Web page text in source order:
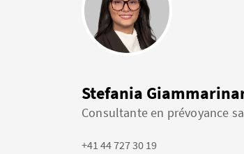
Stefania
Consultante en prévoyance
+41 44 727 30 19